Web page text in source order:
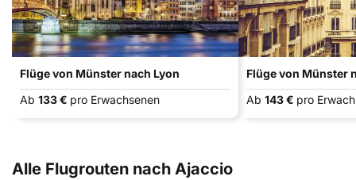
Flüge von Münster nach Lyon
Ab 133 € pro Erwachsenen
Flüge von Münster
Ab 143 € pro
Alle Flugrouten nach Ajaccio